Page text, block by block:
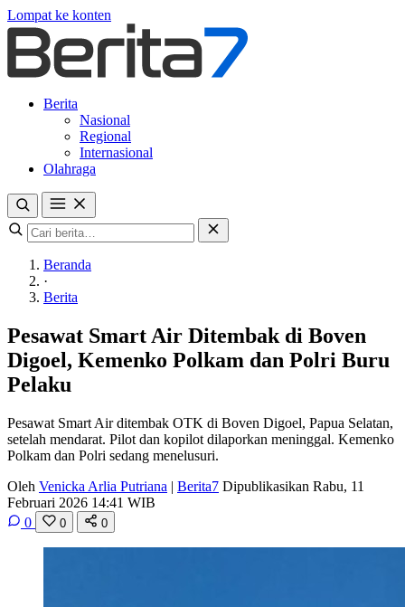
Lompat ke konten
Berita
Nasional
Regional
Internasional
Olahraga
Beranda
·
Berita
Pesawat Smart Air Ditembak di Boven
Digoel, Kemenko Polkam dan Polri Buru
Pelaku
Pesawat Smart Air ditembak OTK di Boven Digoel, Papua Selatan,
setelah mendarat. Pilot dan kopilot dilaporkan meninggal. Kemenko
Polkam dan Polri sedang menelusuri.
Oleh Venicka Arlia Putriana | Berita7 Dipublikasikan Rabu, 11
Februari 2026 14:41 WIB
0
0 0